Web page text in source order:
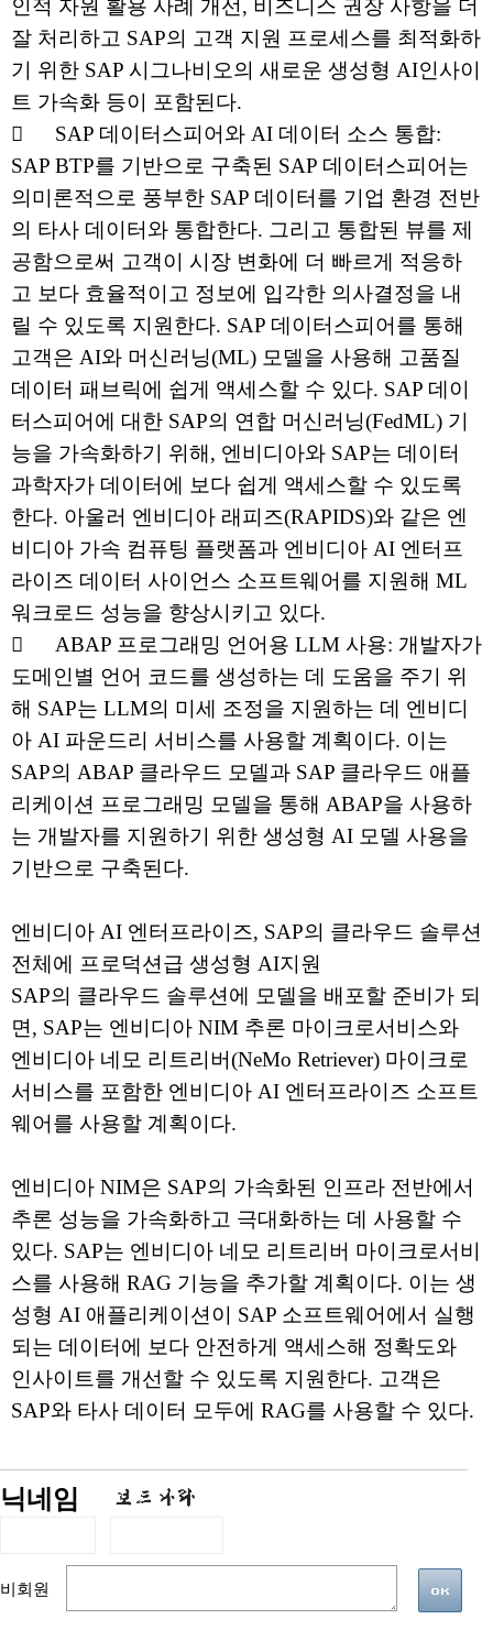
인적 자원 활용 사례 개선, 비즈니스 권장 사항을 더
잘 처리하고 SAP의 고객 지원 프로세스를 최적화하
기 위한 SAP 시그나비오의 새로운 생성형 AI인사이
트 가속화 등이 포함된다.

SAP 데이터스피어와 AI 데이터 소스 통합:
SAP BTP를 기반으로 구축된 SAP 데이터스피어는
의미론적으로 풍부한 SAP 데이터를 기업 환경 전반
의 타사 데이터와 통합한다. 그리고 통합된 뷰를 제
공함으로써 고객이 시장 변화에 더 빠르게 적응하
고 보다 효율적이고 정보에 입각한 의사결정을 내
릴 수 있도록 지원한다. SAP 데이터스피어를 통해
고객은 AI와 머신러닝(ML) 모델을 사용해 고품질
데이터 패브릭에 쉽게 액세스할 수 있다. SAP 데이
터스피어에 대한 SAP의 연합 머신러닝(FedML) 기
능을 가속화하기 위해, 엔비디아와 SAP는 데이터
과학자가 데이터에 보다 쉽게 액세스할 수 있도록
한다. 아울러 엔비디아 래피즈(RAPIDS)와 같은 엔
비디아 가속 컴퓨팅 플랫폼과 엔비디아 AI 엔터프
라이즈 데이터 사이언스 소프트웨어를 지원해 ML
워크로드 성능을 향상시키고 있다.

ABAP 프로그래밍 언어용 LLM 사용: 개발자가
도메인별 언어 코드를 생성하는 데 도움을 주기 위
해 SAP는 LLM의 미세 조정을 지원하는 데 엔비디
아 AI 파운드리 서비스를 사용할 계획이다. 이는
SAP의 ABAP 클라우드 모델과 SAP 클라우드 애플
리케이션 프로그래밍 모델을 통해 ABAP을 사용하
는 개발자를 지원하기 위한 생성형 AI 모델 사용을
기반으로 구축된다.
엔비디아 AI 엔터프라이즈, SAP의 클라우드 솔루션
전체에 프로덕션급 생성형 AI지원
SAP의 클라우드 솔루션에 모델을 배포할 준비가 되
면, SAP는 엔비디아 NIM 추론 마이크로서비스와
엔비디아 네모 리트리버(NeMo Retriever) 마이크로
서비스를 포함한 엔비디아 AI 엔터프라이즈 소프트
웨어를 사용할 계획이다.
엔비디아 NIM은 SAP의 가속화된 인프라 전반에서
추론 성능을 가속화하고 극대화하는 데 사용할 수
있다. SAP는 엔비디아 네모 리트리버 마이크로서비
스를 사용해 RAG 기능을 추가할 계획이다. 이는 생
성형 AI 애플리케이션이 SAP 소프트웨어에서 실행
되는 데이터에 보다 안전하게 액세스해 정확도와
인사이트를 개선할 수 있도록 지원한다. 고객은
SAP와 타사 데이터 모두에 RAG를 사용할 수 있다.
닉네임
비회원